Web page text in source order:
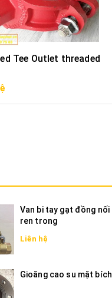
Tee Outlet threaded
Van bi tay gạt đồng nối
ren trong
Liên hệ
Gioăng cao su mặt bích